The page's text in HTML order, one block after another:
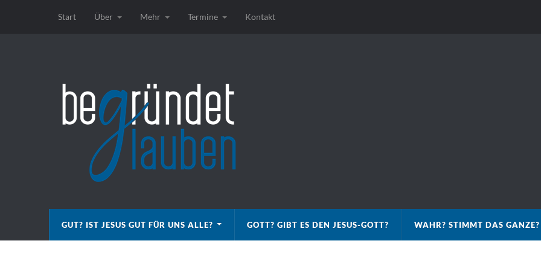
Start Über Mehr Termine Kontakt
GUT? IST JESUS GUT FÜR UNS ALLE? GOTT? GIBT ES DEN JESUS-GOTT? WAHR? STIMMT DAS GANZE?